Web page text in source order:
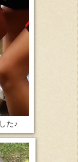
た♪